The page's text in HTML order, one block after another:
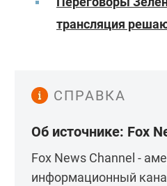
трансляция
СПРАВКА
Об источнике: Fox
Fox News Channel -
информационный